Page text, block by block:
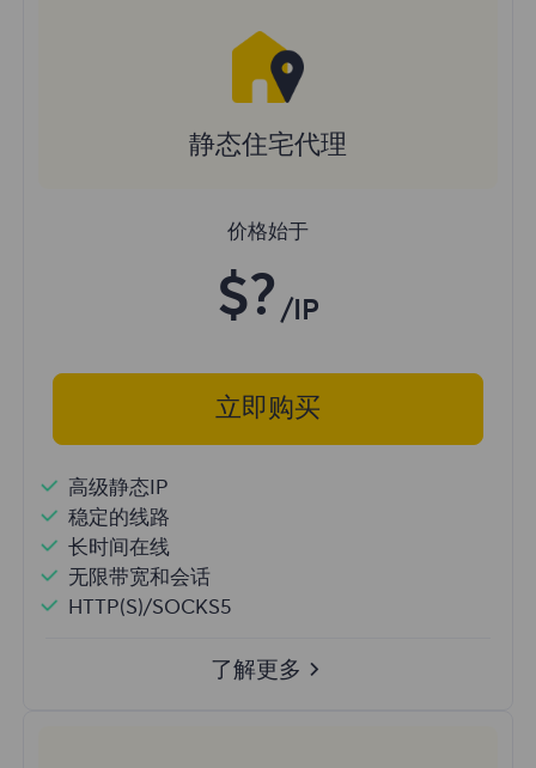
静态住宅代理
价格始于
$? /IP
立即购买
高级静态IP
稳定的线路
长时间在线
无限带宽和会话
HTTP(S)/SOCKS5
了解更多